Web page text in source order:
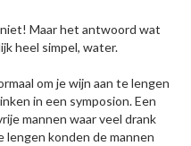
Maar het antwoord wat
heel simpel, water.
om je wijn aan te lengen
in een symposion. Een
mannen waar veel drank
konden de mannen